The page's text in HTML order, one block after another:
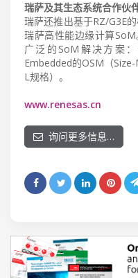
瑞萨及其生态系统合作伙
瑞萨还推出基于RZ/G3E
瑞萨高性能边缘计算
广泛的SoM解决方案：
Embedded的OSM（
L规格）。
www.renesas.cn
询问更多信息…